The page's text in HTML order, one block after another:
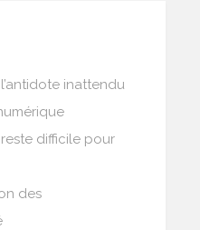
inattendu
difficile pour
des